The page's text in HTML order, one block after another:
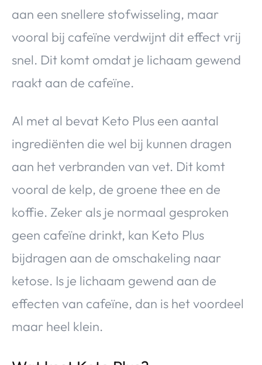
aan een snellere stofwisseling, maar
vooral bij cafeïne verdwijnt dit effect vrij
snel. Dit komt omdat je lichaam gewend
raakt aan de cafeïne.
Al met al bevat Keto Plus een aantal
ingrediënten die wel bij kunnen dragen
aan het verbranden van vet. Dit komt
vooral de kelp, de groene thee en de
koffie. Zeker als je normaal gesproken
geen cafeïne drinkt, kan Keto Plus
bijdragen aan de omschakeling naar
ketose. Is je lichaam gewend aan de
effecten van cafeïne, dan is het voordeel
maar heel klein.